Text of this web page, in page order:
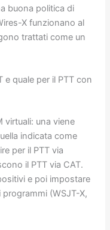
buona politica di
X funzionano al
trattati come un
e quale per il PTT con
virtuali: una viene
indicata come
per il PTT via
il PTT via CAT.
e poi impostare
(WSJT-X,